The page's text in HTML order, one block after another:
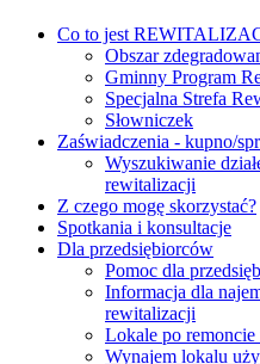
Co to jest
Obszar
Gminny Program
Specjalna Strefa
Słowniczek
Zaświadczenia - kupno/
Wyszukiwanie
rewitalizacji
Z czego mogę skorzystać?
Spotkania i konsultacje
Dla przedsiębiorców
Pomoc dla
Informacja dla
rewitalizacji
Lokale po remoncie
Wynajem lokalu